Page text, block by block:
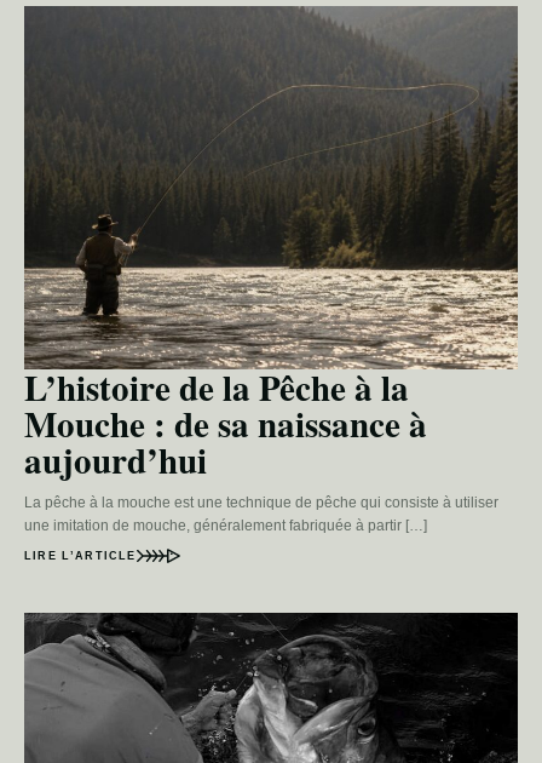
L’histoire de la Pêche à la
Mouche : de sa naissance à
aujourd’hui
La pêche à la mouche est une technique de pêche qui consiste à utiliser
une imitation de mouche, généralement fabriquée à partir […]
LIRE L’ARTICLE